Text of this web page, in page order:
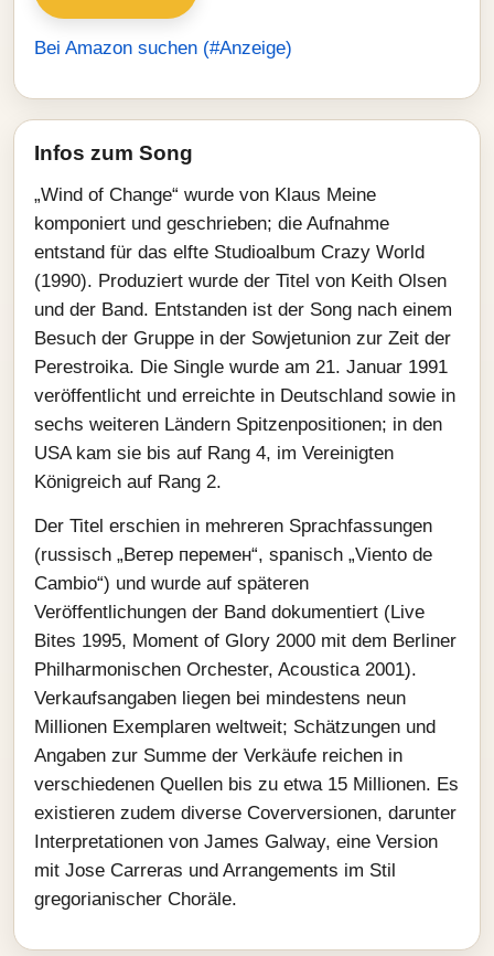
Bei Amazon suchen (#Anzeige)
Infos zum Song
„Wind of Change“ wurde von Klaus Meine
komponiert und geschrieben; die Aufnahme
entstand für das elfte Studioalbum Crazy World
(1990). Produziert wurde der Titel von Keith Olsen
und der Band. Entstanden ist der Song nach einem
Besuch der Gruppe in der Sowjetunion zur Zeit der
Perestroika. Die Single wurde am 21. Januar 1991
veröffentlicht und erreichte in Deutschland sowie in
sechs weiteren Ländern Spitzenpositionen; in den
USA kam sie bis auf Rang 4, im Vereinigten
Königreich auf Rang 2.
Der Titel erschien in mehreren Sprachfassungen
(russisch „Ветер перемен“, spanisch „Viento de
Cambio“) und wurde auf späteren
Veröffentlichungen der Band dokumentiert (Live
Bites 1995, Moment of Glory 2000 mit dem Berliner
Philharmonischen Orchester, Acoustica 2001).
Verkaufsangaben liegen bei mindestens neun
Millionen Exemplaren weltweit; Schätzungen und
Angaben zur Summe der Verkäufe reichen in
verschiedenen Quellen bis zu etwa 15 Millionen. Es
existieren zudem diverse Coverversionen, darunter
Interpretationen von James Galway, eine Version
mit Jose Carreras und Arrangements im Stil
gregorianischer Choräle.